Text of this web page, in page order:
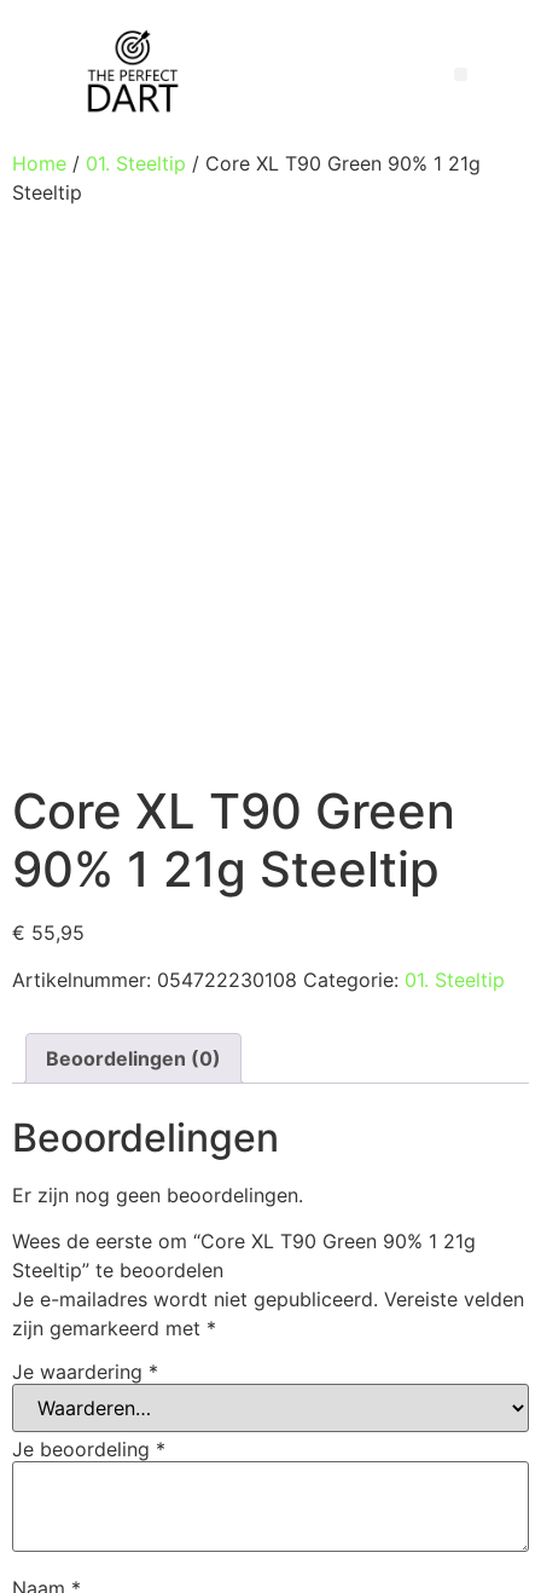
Home / 01. Steeltip / Core XL T90 Green 90% 1 21g
Steeltip
Core XL T90 Green
90% 1 21g Steeltip
€ 55,95
Artikelnummer: 054722230108 Categorie: 01. Steeltip
Beoordelingen (0)
Beoordelingen
Er zijn nog geen beoordelingen.
Wees de eerste om “Core XL T90 Green 90% 1 21g
Steeltip” te beoordelen
Je e-mailadres wordt niet gepubliceerd. Vereiste velden
zijn gemarkeerd met *
Je waardering *
Je beoordeling *
Naam *